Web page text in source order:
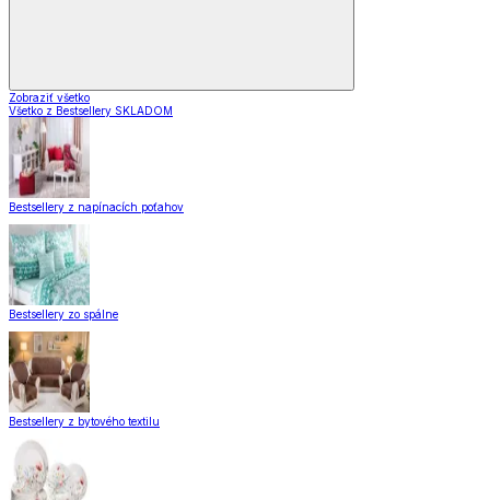
Zobraziť všetko
Všetko z Bestsellery SKLADOM
Bestsellery z napínacích poťahov
Bestsellery zo spálne
Bestsellery z bytového textilu